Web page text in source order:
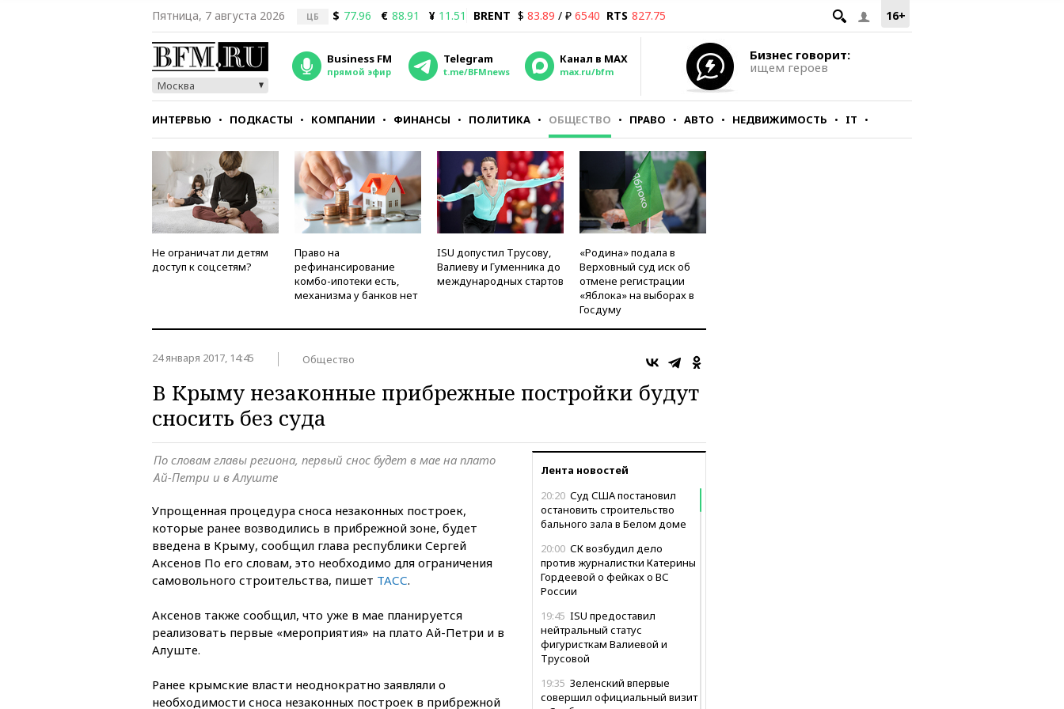
16+
Пятница, 7 августа 2026 ЦБ $ 77.96 € 88.91 ¥ 11.51 BRENT $ 83.89 / ₽ 6540 RTS 827.75
Москва
Business FM
прямой эфир
Telegram
t.me/BFMnews
Канал в MAX
max.ru/bfm
Бизнес говорит:
ищем героев
ИНТЕРВЬЮ ПОДКАСТЫ КОМПАНИИ ФИНАНСЫ ПОЛИТИКА ОБЩЕСТВО ПРАВО АВТО НЕДВИЖИМОСТЬ IT
СТИЛЬ ТЕСТЫ
Не ограничат ли детям
доступ к соцсетям?
Право на
рефинансирование
комбо-ипотеки есть,
механизма у банков нет
ISU допустил Трусову,
Валиеву и Гуменника до
международных стартов
«Родина» подала в
Верховный суд иск об
отмене регистрации
«Яблока» на выборах в
Госдуму
24 января 2017, 14:45 Общество
В Крыму незаконные прибрежные постройки будут
сносить без суда
Лента новостей
20:20 Суд США постановил
остановить строительство
бального зала в Белом доме
20:00 СК возбудил дело
против журналистки Катерины
Гордеевой о фейках о ВС
России
19:45 ISU предоставил
нейтральный статус
фигуристкам Валиевой и
Трусовой
19:35 Зеленский впервые
совершил официальный визит
По словам главы региона, первый снос будет в мае на плато
Ай-Петри и в Алуште
Упрощенная процедура сноса незаконных построек,
которые ранее возводились в прибрежной зоне, будет
введена в Крыму, сообщил глава республики Сергей
Аксенов По его словам, это необходимо для ограничения
самовольного строительства, пишет ТАСС.
Аксенов также сообщил, что уже в мае планируется
реализовать первые «мероприятия» на плато Ай-Петри и в
Алуште.
Ранее крымские власти неоднократно заявляли о
необходимости сноса незаконных построек в прибрежной